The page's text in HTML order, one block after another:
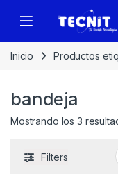
Inicio Productos
bandeja
Mostrando los 3
Filters